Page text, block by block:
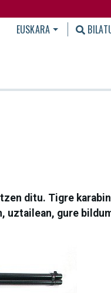
EUSKARA
ditu. Tigre
uztailean, gure